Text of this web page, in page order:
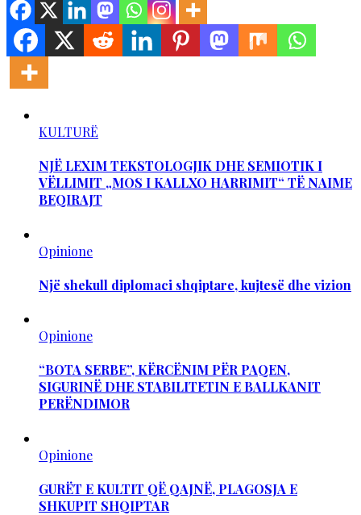
KULTURË
NJË LEXIM TEKSTOLOGJIK DHE SEMIOTIK I
VËLLIMIT „MOS I KALLXO HARRIMIT“ TË NAIME
BEQIRAJT
Opinione
Një shekull diplomaci shqiptare, kujtesë dhe vizion
Opinione
“BOTA SERBE”, KËRCËNIM PËR PAQEN,
SIGURINË DHE STABILITETIN E BALLKANIT
PERËNDIMOR
Opinione
GURËT E KULTIT QË QAJNË, PLAGOSJA E
SHKUPIT SHQIPTAR